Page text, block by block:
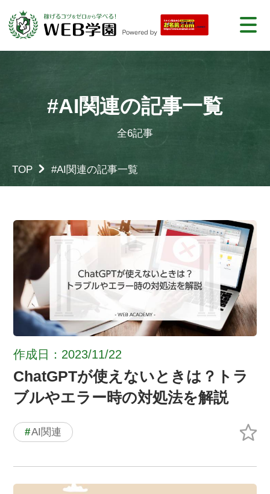
#AI関連の記事一覧
全6記事
TOP #AI関連の記事一覧
作成日：2023/11/22
ChatGPTが使えないときは？トラ
ブルやエラー時の対処法を解説
#AI関連